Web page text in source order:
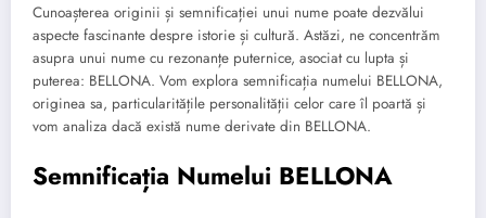
Cunoașterea originii și semnificației unui nume poate dezvălui
aspecte fascinante despre istorie și cultură. Astăzi, ne concentrăm
asupra unui nume cu rezonanțe puternice, asociat cu lupta și
puterea: BELLONA. Vom explora semnificația numelui BELLONA,
originea sa, particularitățile personalității celor care îl poartă și
vom analiza dacă există nume derivate din BELLONA.
Semnificația Numelui BELLONA